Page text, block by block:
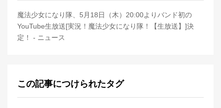
魔法少女になり隊、5月18日（木）20:00よりバンド初の
YouTube生放送[実況！魔法少女になり隊！【生放送】]決
定！ - ニュース
この記事につけられたタグ